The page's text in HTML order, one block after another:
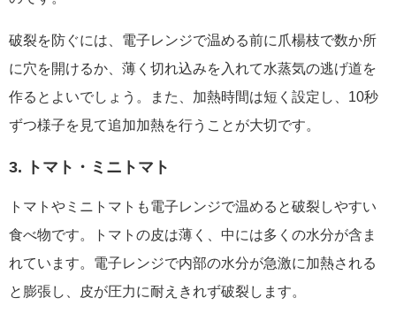
破裂を防ぐには、電子レンジで温める前に爪楊枝で数か所
に穴を開けるか、薄く切れ込みを入れて水蒸気の逃げ道を
作るとよいでしょう。また、加熱時間は短く設定し、10秒
ずつ様子を見て追加加熱を行うことが大切です。
3. トマト・ミニトマト
トマトやミニトマトも電子レンジで温めると破裂しやすい
食べ物です。トマトの皮は薄く、中には多くの水分が含ま
れています。電子レンジで内部の水分が急激に加熱される
と膨張し、皮が圧力に耐えきれず破裂します。